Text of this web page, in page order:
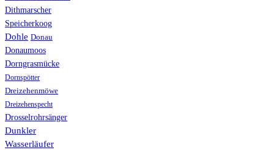
Dithmarscher
Speicherkoog
Dohle Donau
Donaumoos
Dorngrasmücke
Dornspötter
Dreizehenmöwe
Dreizehenspecht
Drosselrohrsänger
Dunkler
Wasserläufer